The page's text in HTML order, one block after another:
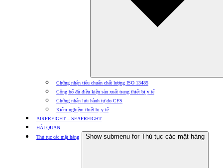
Chứng nhận tiêu chuẩn chất lượng ISO 13485
Công bố đủ điều kiện sản xuất trang thiết bị y tế
Chứng nhận lưu hành tự do CFS
Kiểm nghiệm thiết bị y tế
AIRFREIGHT – SEAFREIGHT
HẢI QUAN
Thủ tục các mặt hàng
Show submenu for Thủ tục các mặt hàng